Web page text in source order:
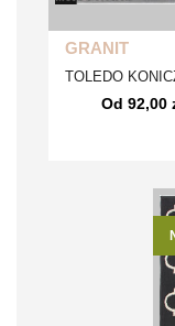
GRANIT
TOLEDO
Od 92,00